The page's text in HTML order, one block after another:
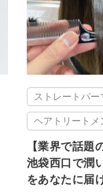
ストレートパー
ヘアトリートメ
【業界で話題
池袋西口で潤
をあなたに届